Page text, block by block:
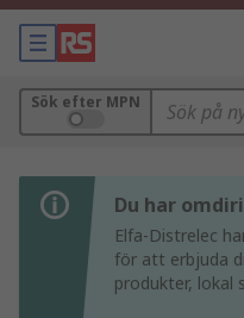
Sök efter MPN
Du har
Elfa-Distrelec
för att erbjuda
produkter, lokal